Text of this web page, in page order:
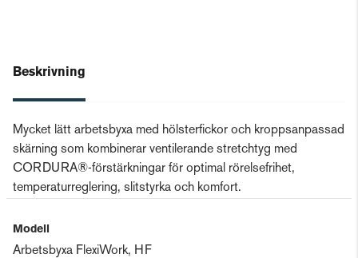
Beskrivning
Mycket lätt arbetsbyxa med hölsterfickor och kroppsanpassad
skärning som kombinerar ventilerande stretchtyg med
CORDURA®-förstärkningar för optimal rörelsefrihet,
temperaturreglering, slitstyrka och komfort.
Modell
Arbetsbyxa FlexiWork, HF